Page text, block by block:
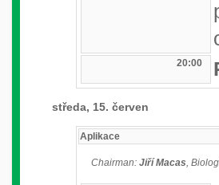
20:00
středa, 15. červen
Aplikace
Chairman: Jiří Macas,